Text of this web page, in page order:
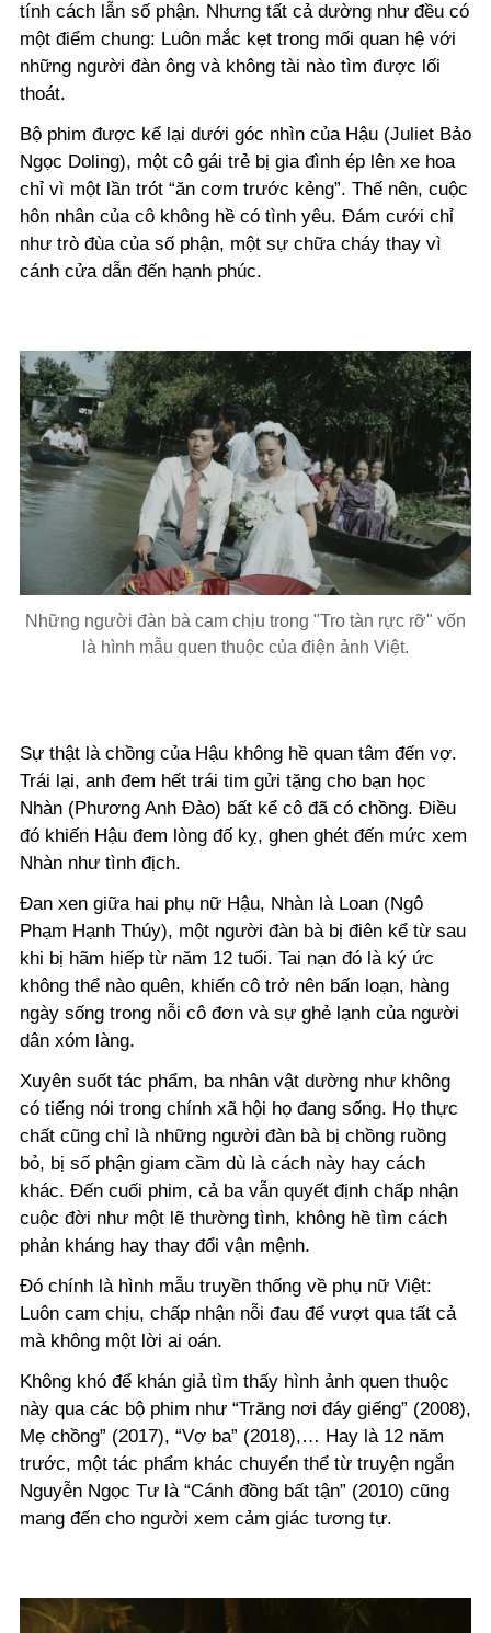
tính cách lẫn số phận. Nhưng tất cả dường như đều có
một điểm chung: Luôn mắc kẹt trong mối quan hệ với
những người đàn ông và không tài nào tìm được lối
thoát.
Bộ phim được kể lại dưới góc nhìn của Hậu (Juliet Bảo
Ngọc Doling), một cô gái trẻ bị gia đình ép lên xe hoa
chỉ vì một lần trót “ăn cơm trước kẻng”. Thế nên, cuộc
hôn nhân của cô không hề có tình yêu. Đám cưới chỉ
như trò đùa của số phận, một sự chữa cháy thay vì
cánh cửa dẫn đến hạnh phúc.
Những người đàn bà cam chịu trong "Tro tàn rực rỡ" vốn
là hình mẫu quen thuộc của điện ảnh Việt.
Sự thật là chồng của Hậu không hề quan tâm đến vợ.
Trái lại, anh đem hết trái tim gửi tặng cho bạn học
Nhàn (Phương Anh Đào) bất kể cô đã có chồng. Điều
đó khiến Hậu đem lòng đố kỵ, ghen ghét đến mức xem
Nhàn như tình địch.
Đan xen giữa hai phụ nữ Hậu, Nhàn là Loan (Ngô
Phạm Hạnh Thúy), một người đàn bà bị điên kể từ sau
khi bị hãm hiếp từ năm 12 tuổi. Tai nạn đó là ký ức
không thể nào quên, khiến cô trở nên bấn loạn, hàng
ngày sống trong nỗi cô đơn và sự ghẻ lạnh của người
dân xóm làng.
Xuyên suốt tác phẩm, ba nhân vật dường như không
có tiếng nói trong chính xã hội họ đang sống. Họ thực
chất cũng chỉ là những người đàn bà bị chồng ruồng
bỏ, bị số phận giam cầm dù là cách này hay cách
khác. Đến cuối phim, cả ba vẫn quyết định chấp nhận
cuộc đời như một lẽ thường tình, không hề tìm cách
phản kháng hay thay đổi vận mệnh.
Đó chính là hình mẫu truyền thống về phụ nữ Việt:
Luôn cam chịu, chấp nhận nỗi đau để vượt qua tất cả
mà không một lời ai oán.
Không khó để khán giả tìm thấy hình ảnh quen thuộc
này qua các bộ phim như “Trăng nơi đáy giếng” (2008),
Mẹ chồng” (2017), “Vợ ba” (2018),… Hay là 12 năm
trước, một tác phẩm khác chuyển thể từ truyện ngắn
Nguyễn Ngọc Tư là “Cánh đồng bất tận” (2010) cũng
mang đến cho người xem cảm giác tương tự.